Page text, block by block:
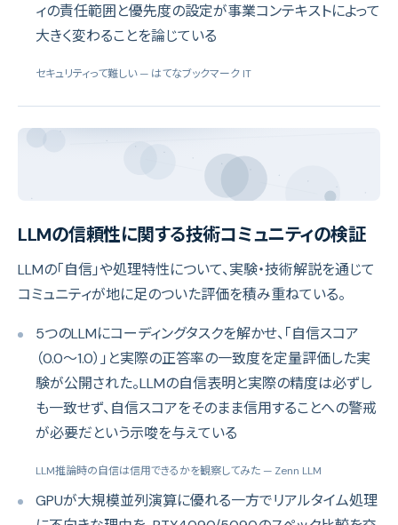
ィの責任範囲と優先度の設定が事業コンテキストによって
大きく変わることを論じている
セキュリティって難しい— はてなブックマーク IT
LLMの信頼性に関する技術コミュニティの検証
LLMの「自信」や処理特性について、実験・技術解説を通じて
コミュニティが地に足のついた評価を積み重ねている。
5つのLLMにコーディングタスクを解かせ、「自信スコア
（0.0〜1.0）」と実際の正答率の一致度を定量評価した実
験が公開された。LLMの自信表明と実際の精度は必ずし
も一致せず、自信スコアをそのまま信用することへの警戒
が必要だという示唆を与えている
LLM推論時の自信は信用できるかを観察してみた — Zenn LLM
GPUが大規模並列演算に優れる一方でリアルタイム処理